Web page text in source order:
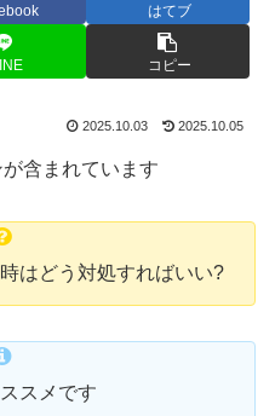
はてブ
コピー
2025.10.03 2025.10.05
含まれています
はどう対処すればいい?
スメです